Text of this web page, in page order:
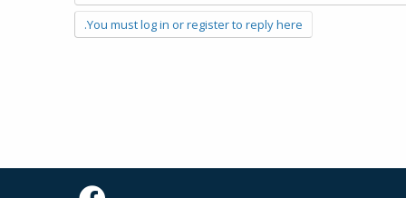
You must log in or register to reply here.